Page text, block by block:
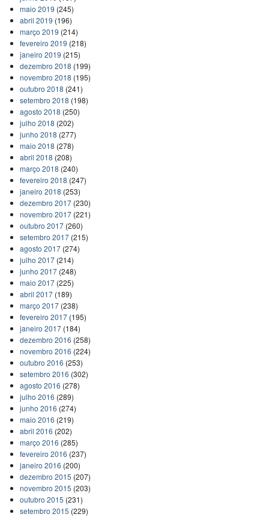
maio 2019 (245)
abril 2019 (196)
março 2019 (214)
fevereiro 2019 (218)
janeiro 2019 (215)
dezembro 2018 (199)
novembro 2018 (195)
outubro 2018 (241)
setembro 2018 (198)
agosto 2018 (250)
julho 2018 (202)
junho 2018 (277)
maio 2018 (278)
abril 2018 (208)
março 2018 (240)
fevereiro 2018 (247)
janeiro 2018 (253)
dezembro 2017(230)
novembro 2017(221)
outubro 2017(260)
setembro 2017(215)
agosto 2017(274)
julho 2017(214)
junho 2017(248)
maio 2017(225)
abril 2017(189)
março 2017(238)
fevereiro 2017(195)
janeiro 2017(184)
dezembro 2016 (258)
novembro 2016 (224)
outubro 2016 (253)
setembro 2016 (302)
agosto 2016 (278)
julho 2016 (289)
junho 2016 (274)
maio 2016 (219)
abril 2016 (202)
março 2016 (285)
fevereiro 2016 (237)
janeiro 2016 (200)
dezembro 2015 (207)
novembro 2015 (203)
outubro 2015 (231)
setembro 2015 (229)